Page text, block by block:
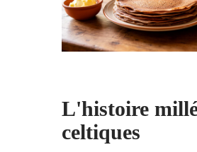
L'histoire
celtiques